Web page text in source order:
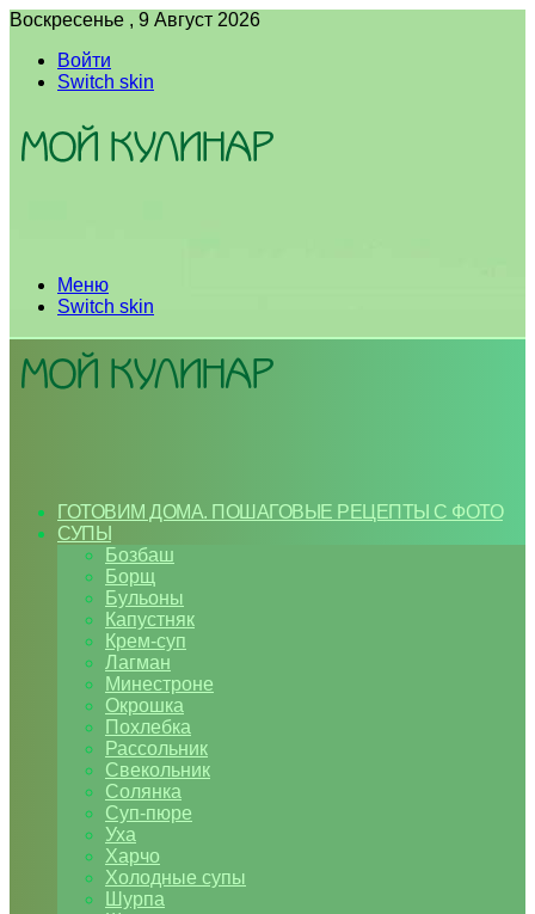
Воскресенье , 9 Август 2026
Войти
Switch skin
Меню
Switch skin
ГОТОВИМ ДОМА. ПОШАГОВЫЕ РЕЦЕПТЫ С ФОТО
СУПЫ
Бозбаш
Борщ
Бульоны
Капустняк
Крем-суп
Лагман
Минестроне
Окрошка
Похлебка
Рассольник
Свекольник
Солянка
Суп-пюре
Уха
Харчо
Холодные супы
Шурпа